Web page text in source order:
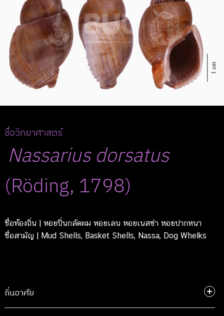
ชื่อวิทยาศาสตร์
Nassarius dorsatus
(Röding, 1798)
ชื่อท้องถิ่น | หอยปิ่นกลัดผม หอยเลน หอยเนสซ่า หอยปากหนา
ชื่อสามัญ | Mud Shells, Basket Shells, Nassa, Dog Whelks
ถิ่นอาศัย